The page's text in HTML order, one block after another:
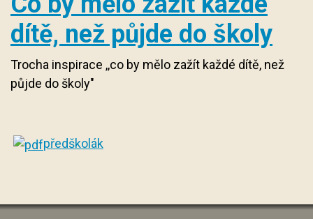
dítě, než půjde do školy
Trocha inspirace ,,co by mělo zažít každé dítě, než
půjde do školy"
předškolák